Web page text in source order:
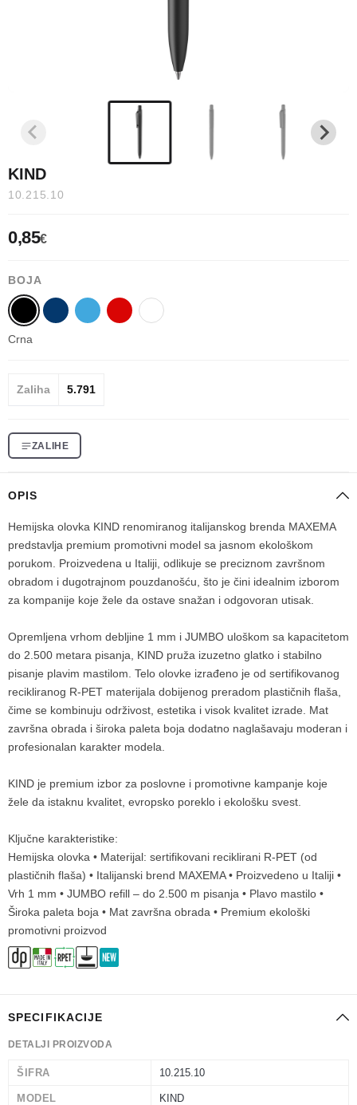
KIND
10.215.10
0,85€
BOJA
Crna
Zaliha 5.791
ZALIHE
OPIS
Hemijska olovka KIND renomiranog italijanskog brenda MAXEMA
predstavlja premium promotivni model sa jasnom ekološkom
porukom. Proizvedena u Italiji, odlikuje se preciznom završnom
obradom i dugotrajnom pouzdanošću, što je čini idealnim izborom
za kompanije koje žele da ostave snažan i odgovoran utisak.
Opremljena vrhom debljine 1 mm i JUMBO uloškom sa kapacitetom
do 2.500 metara pisanja, KIND pruža izuzetno glatko i stabilno
pisanje plavim mastilom. Telo olovke izrađeno je od sertifikovanog
recikliranog R-PET materijala dobijenog preradom plastičnih flaša,
čime se kombinuju održivost, estetika i visok kvalitet izrade. Mat
završna obrada i široka paleta boja dodatno naglašavaju moderan i
profesionalan karakter modela.
KIND je premium izbor za poslovne i promotivne kampanje koje
žele da istaknu kvalitet, evropsko poreklo i ekološku svest.
Ključne karakteristike:
Hemijska olovka • Materijal: sertifikovani reciklirani R-PET (od
plastičnih flaša) • Italijanski brend MAXEMA • Proizvedeno u Italiji •
Vrh 1 mm • JUMBO refill – do 2.500 m pisanja • Plavo mastilo •
Široka paleta boja • Mat završna obrada • Premium ekološki
promotivni proizvod
SPECIFIKACIJE
DETALJI PROIZVODA
ŠIFRA 10.215.10
MODEL KIND